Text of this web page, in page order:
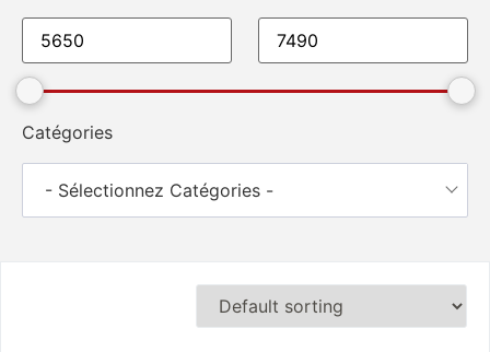
Catégories
- Sélectionnez Catégories -